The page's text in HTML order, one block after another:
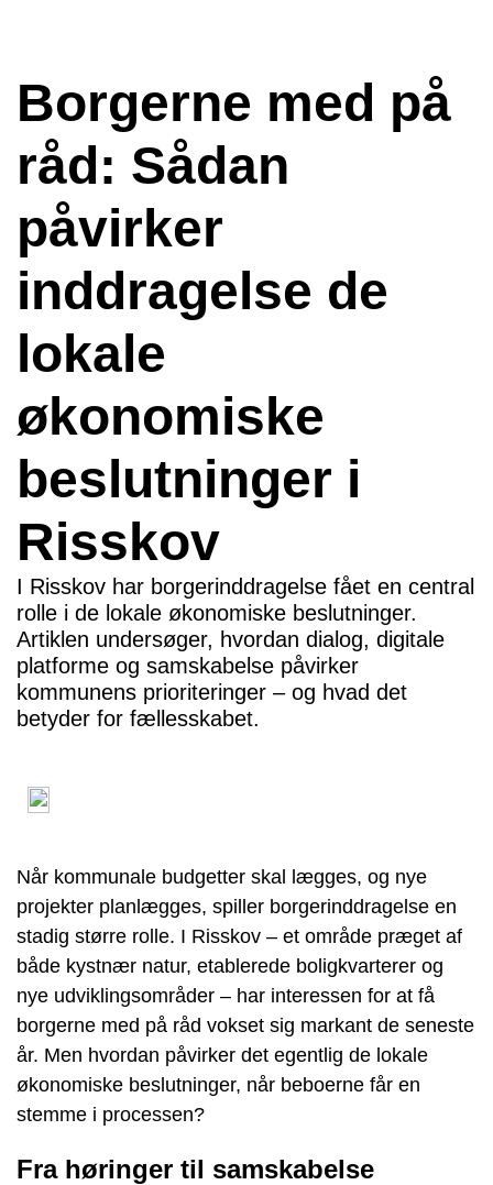
Borgerne med på
råd: Sådan
påvirker
inddragelse de
lokale
økonomiske
beslutninger i
Risskov
I Risskov har borgerinddragelse fået en central
rolle i de lokale økonomiske beslutninger.
Artiklen undersøger, hvordan dialog, digitale
platforme og samskabelse påvirker
kommunens prioriteringer – og hvad det
betyder for fællesskabet.
Når kommunale budgetter skal lægges, og nye
projekter planlægges, spiller borgerinddragelse en
stadig større rolle. I Risskov – et område præget af
både kystnær natur, etablerede boligkvarterer og
nye udviklingsområder – har interessen for at få
borgerne med på råd vokset sig markant de seneste
år. Men hvordan påvirker det egentlig de lokale
økonomiske beslutninger, når beboerne får en
stemme i processen?
Fra høringer til samskabelse